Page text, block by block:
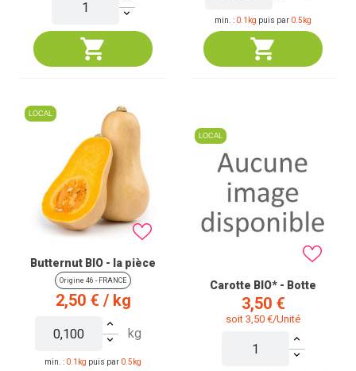
min. : 0.1kg puis par 0.5kg
LOCAL
Butternut BIO - la pièce
Origine 46 - FRANCE
Prix
2,50 € / kg
kg
min. : 0.1kg puis par 0.5kg
LOCAL
Carotte BIO* - Botte
Prix
3,50 €
soit 3,50 €/Unité